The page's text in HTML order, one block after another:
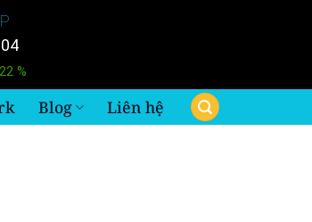
%
Blog Liên hệ